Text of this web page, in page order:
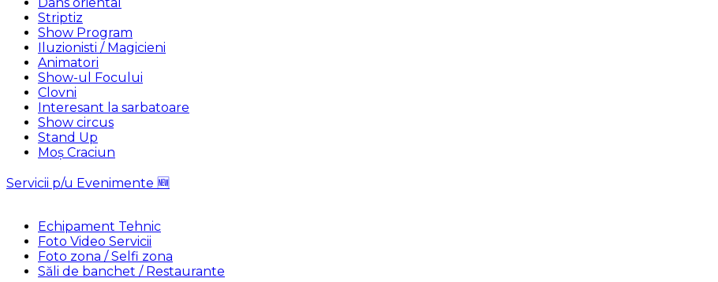
Striptiz
Show Program
Iluzionisti / Magicieni
Animatori
Show-ul Focului
Clovni
Interesant la sarbatoare
Show circus
Stand Up
Moș Craciun
Servicii p/u Evenimente 🆕
Echipament Tehnic
Foto Video Servicii
Foto zona / Selfi zona
Săli de banchet / Restaurante